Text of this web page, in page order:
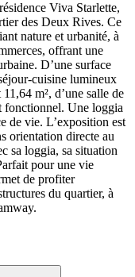
Viva Starlette,
des Deux Rives. Ce
nature et urbanité, à
offrant une
D’une surface
cuisine lumineux
m², d’une salle de
fonctionnel. Une loggia
de vie. L’exposition est
orientation directe au
sa loggia, sa situation
pour une vie
de profiter
du quartier, à